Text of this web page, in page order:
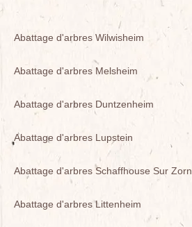
Abattage d'arbres Wilwisheim
Abattage d'arbres Melsheim
Abattage d'arbres Duntzenheim
Abattage d'arbres Lupstein
Abattage d'arbres Schaffhouse Sur Zorn
Abattage d'arbres Littenheim